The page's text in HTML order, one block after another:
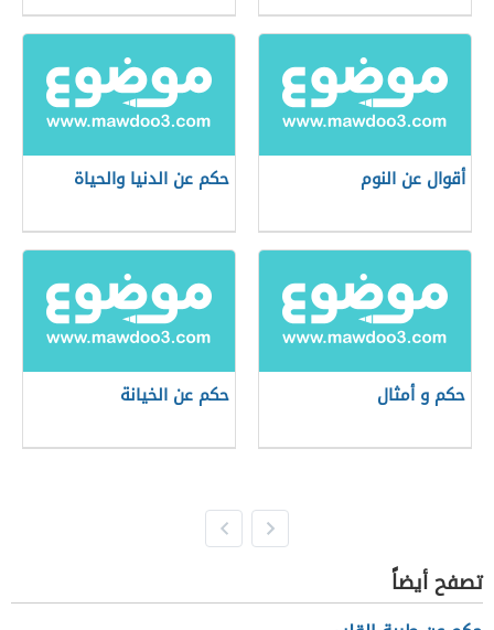
أقوال عن النوم حكم عن الدنيا والحياة
حكم و أمثال حكم عن الخيانة
تصفح أيضاً